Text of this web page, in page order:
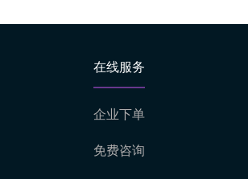
在线服务
企业下单
免费咨询